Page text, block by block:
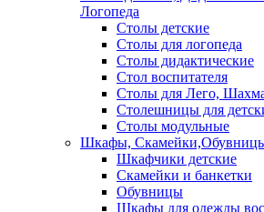
Логопеда
Столы детские
Столы для логопеда
Столы дидактические
Стол воспитателя
Столы для Лего,
Столешницы для
Столы модульные
Шкафы,
Шкафчики детские
Скамейки и банкетки
Обувницы
Шкафы для одежды